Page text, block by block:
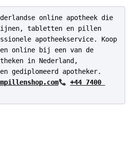
online apotheek die
tabletten en pillen
apotheekservice. Koop
online bij een van de
in Nederland,
+44 7400